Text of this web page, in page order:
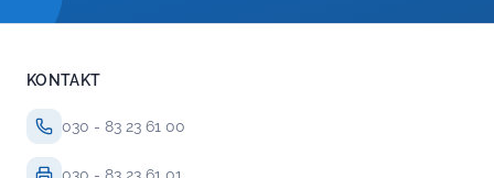
KONTAKT
030 - 83 23 61 00